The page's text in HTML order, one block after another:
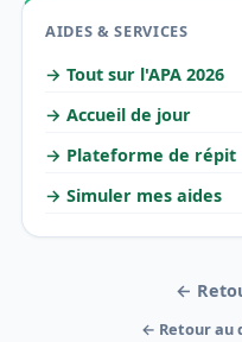
AIDES & SERVICES
→ Tout sur l'APA 2026
→ Accueil de jour
→ Plateforme de répit
→ Simuler mes aides
←
← Retour au